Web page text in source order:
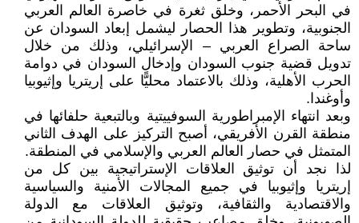
في البحر الأحمر، وخلق ثغرة في خاصرة العالم العربي
الجنوبية، وتطوير هذا الحصار ليشمل إبعاد السودان عن
ساحة الصراع العربي – الإسرائيلي، وذلك من خلال
تدويل قضية جنوب السودان وإدخال السودان في دوامة
الحرب الأهلية، وذلك بالاعتماد محليًّا على إريتريا وإثيوبيا
وأوغندا.
وبعد انتهاء الإمبراطورية السوفييتية وبالتبعية حلفائها في
منطقة القرن الأفريقي، أصبح التركيز على الهدف الثاني
المتمثل في حصار العالم العربي والإسلامي في المنطقة.
لذا نجد أن توثيق العلاقات الإستراتيجية بين كل من
إريتريا وإثيوبيا في جميع المجالات الأمنية والسياسية
والاقتصادية والثقافية، وتوثيق العلاقات مع الدولة